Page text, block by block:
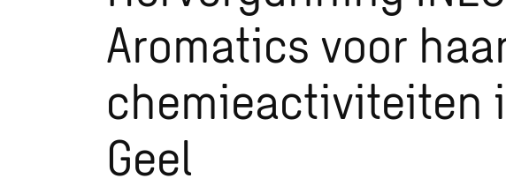
Aromatics voor
chemieactiviteiten
Geel